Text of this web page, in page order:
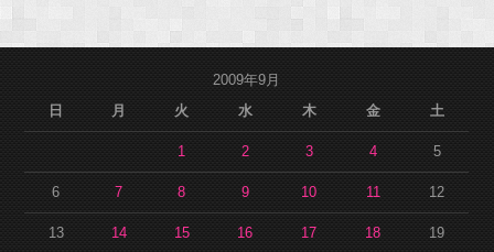
2009年9月
日
月 火 水 木 金 土
1 2 3 4 5
6 7 8 9 10 11 12
13 14 15 16 17 18 19